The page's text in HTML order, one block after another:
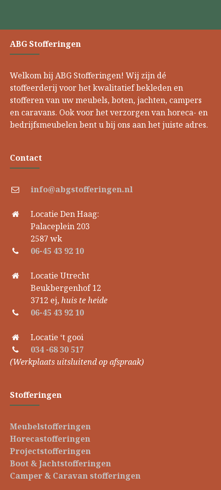
ABG Stofferingen
Welkom bij ABG Stofferingen! Wij zijn dé
stoffeerderij voor het kwalitatief bekleden en
stofferen van uw meubels, boten, jachten, campers
en caravans. Ook voor het verzorgen van horeca- en
bedrijfsmeubelen bent u bij ons aan het juiste adres.
Contact
info@abgstofferingen.nl
Locatie Den Haag:
Palaceplein 203
2587 wk
06-45 43 92 10
Locatie Utrecht
Beukbergenhof 12
3712 ej, huis te heide
06-45 43 92 10
Locatie ‘t gooi
034 -68 30 517
(Werkplaats uitsluitend op afspraak)
Stofferingen
Meubelstofferingen
Horecastofferingen
Projectstofferingen
Boot & Jachtstofferingen
Camper & Caravan stofferingen